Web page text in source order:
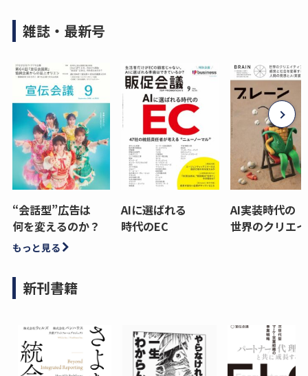
雑誌・最新号
“会話型”広告は
何を変えるのか？
AIに選ばれる
時代のEC
AI実装時代の
世界のクリエ
もっと見る
新刊書籍